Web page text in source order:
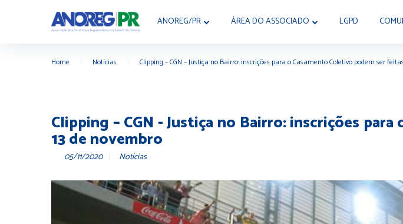
ANOREG/PR ÁREA DO ASSOCIADO LGPD
Home Notícias Clipping – CGN – Justiça no Bairro: inscrições para o Casamento Coletivo podem ser
Clipping – CGN - Justiça no Bairro: inscrições
13 de novembro
05/11/2020 Notícias